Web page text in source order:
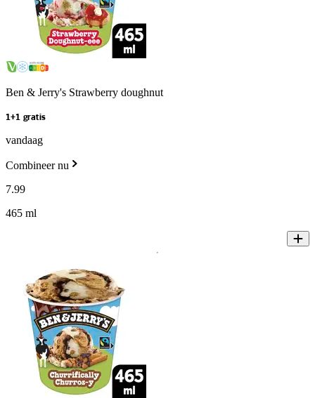
Ben & Jerry's Strawberry doughnut
1+1 gratis
vandaag
Combineer nu
7.99
465 ml